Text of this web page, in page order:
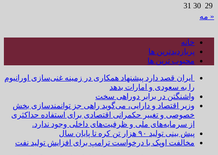
29
30
31
« مه
خانه
پربازدیدترین ها
محبوب ترین ها
ایران قصد دارد پیشنهاد همکاری در زمینه غنی‌سازی اورانیوم
را به سعودی و امارات بدهد
واشنگتن در برابر دوراهی سخت
وزیر اقتصاد و دارایی، می‌گوید راهی جز توانمندسازی بخش
خصوصی و تغییر حکمرانی اقتصادی برای استفاده حداکثری
از سرمایه‌های ملی و ظرفیت‌های داخلی وجود ندارد.
پیش بینی تولید ۹۰ هزار تن کره تا پایان سال
مخالفت اوپک با درخواست ترامپ برای افزایش تولید نفت